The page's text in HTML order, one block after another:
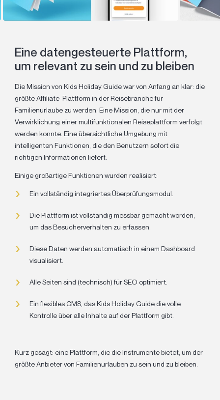
Eine datengesteuerte Plattform,
um relevant zu sein und zu bleiben
Die Mission von Kids Holiday Guide war von Anfang an klar: die
größte Affiliate-Plattform in der Reisebranche für
Familienurlaube zu werden. Eine Mission, die nur mit der
Verwirklichung einer multifunktionalen Reiseplattform verfolgt
werden konnte. Eine übersichtliche Umgebung mit
intelligenten Funktionen, die den Benutzern sofort die
richtigen Informationen liefert.
Einige großartige Funktionen wurden realisiert:
Ein vollständig integriertes Überprüfungsmodul.
Die Plattform ist vollständig messbar gemacht worden,
um das Besucherverhalten zu erfassen.
Diese Daten werden automatisch in einem Dashboard
visualisiert.
Alle Seiten sind (technisch) für SEO optimiert.
Ein flexibles CMS, das Kids Holiday Guide die volle
Kontrolle über alle Inhalte auf der Plattform gibt.
Kurz gesagt: eine Plattform, die die Instrumente bietet, um der
größte Anbieter von Familienurlauben zu sein und zu bleiben.